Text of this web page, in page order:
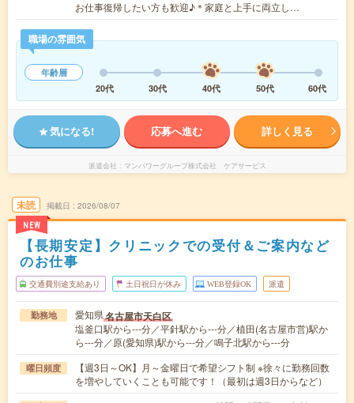
お仕事復帰したい方も歓迎♪＊家庭と上手に両立し…
職場の雰囲気
年齢層
20代
30代 40代 50代 60代
気になる! 応募へ進む 詳しく見る
派遣会社 マンパワーグループ株式会社 ケアサービス
未読
NEW
掲載日 2026/08/07
【長期安定】クリニックでの受付＆ご案内など
のお仕事
交通費別途支給あり 土日祝日が休み WEB登録OK 派遣
勤務地 愛知県名古屋市天白区
塩釜口駅から---分／平針駅から---分／植田(名古屋市営)駅か
ら---分／原(愛知県)駅から---分／鳴子北駅から---分
曜日頻度
【週3日～OK】月～金曜日で希望シフト制 ※徐々に勤務回数
を増やしていくことも可能です！（最初は週3日からなど）